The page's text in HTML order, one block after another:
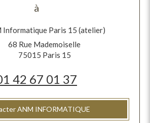
à
Informatique Paris 15 (atelier)
68 Rue Mademoiselle
75015 Paris 15
42 67 01 37
ANM INFORMATIQUE